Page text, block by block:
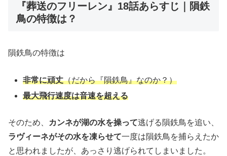
『葬送のフリーレン』18話あらすじ｜隕鉄
鳥の特徴は？
隕鉄鳥の特徴は
非常に頑丈（だから『隕鉄鳥』なのか？）
最大飛行速度は音速を超える
そのため、 カンネが湖の水を操って逃げる隕鉄鳥を追い、
ラヴィーネがその水を凍らせて一度は隕鉄鳥を捕らえたか
と思われましたが、あっさり逃げられてしまいました。